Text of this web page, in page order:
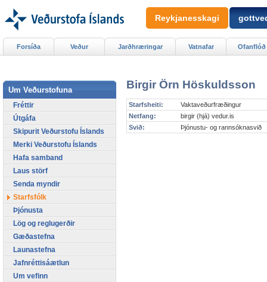
Birgir Örn Höskuldsson
Starfsheiti:
Vaktaveðurfræðingur
Netfang:
birgir (hjá) vedur.is
Svið:
Þjónustu- og rannsóknasvið
Forsíða Veður Jarðhræringar Vatnafar Ofanflóð
Um Veðurstofuna
Fréttir
Útgáfa
Skipurit Veðurstofu Íslands
Merki Veðurstofu Íslands
Hafa samband
Laus störf
Senda myndir
Starfsfólk
Þjónusta
Lög og reglugerðir
Gæðastefna
Launastefna
Jafnréttisáætlun
Um vefinn
Reykjanesskagi